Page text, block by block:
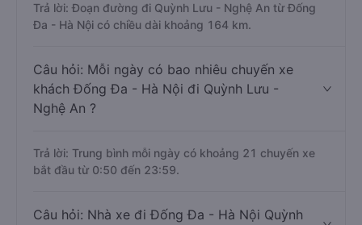
Trả lời: Đoạn đường đi Quỳnh Lưu - Nghệ An từ Đống
Đa - Hà Nội có chiều dài khoảng 164 km.
Câu hỏi: Mỗi ngày có bao nhiêu chuyến xe
khách Đống Đa - Hà Nội đi Quỳnh Lưu -
Nghệ An ?
Trả lời: Trung bình mỗi ngày có khoảng 21 chuyến xe
bắt đầu từ 0:50 đến 23:59.
Câu hỏi: Nhà xe đi Đống Đa - Hà Nội Quỳnh